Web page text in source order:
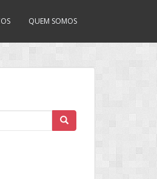
QUEM SOMOS